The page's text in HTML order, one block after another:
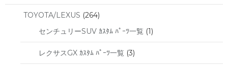
TOYOTA/LEXUS (264)
センチュリーSUV ｶｽﾀﾑ ﾊﾟｰﾂ一覧 (1)
レクサスGX ｶｽﾀﾑ ﾊﾟｰﾂ一覧 (3)